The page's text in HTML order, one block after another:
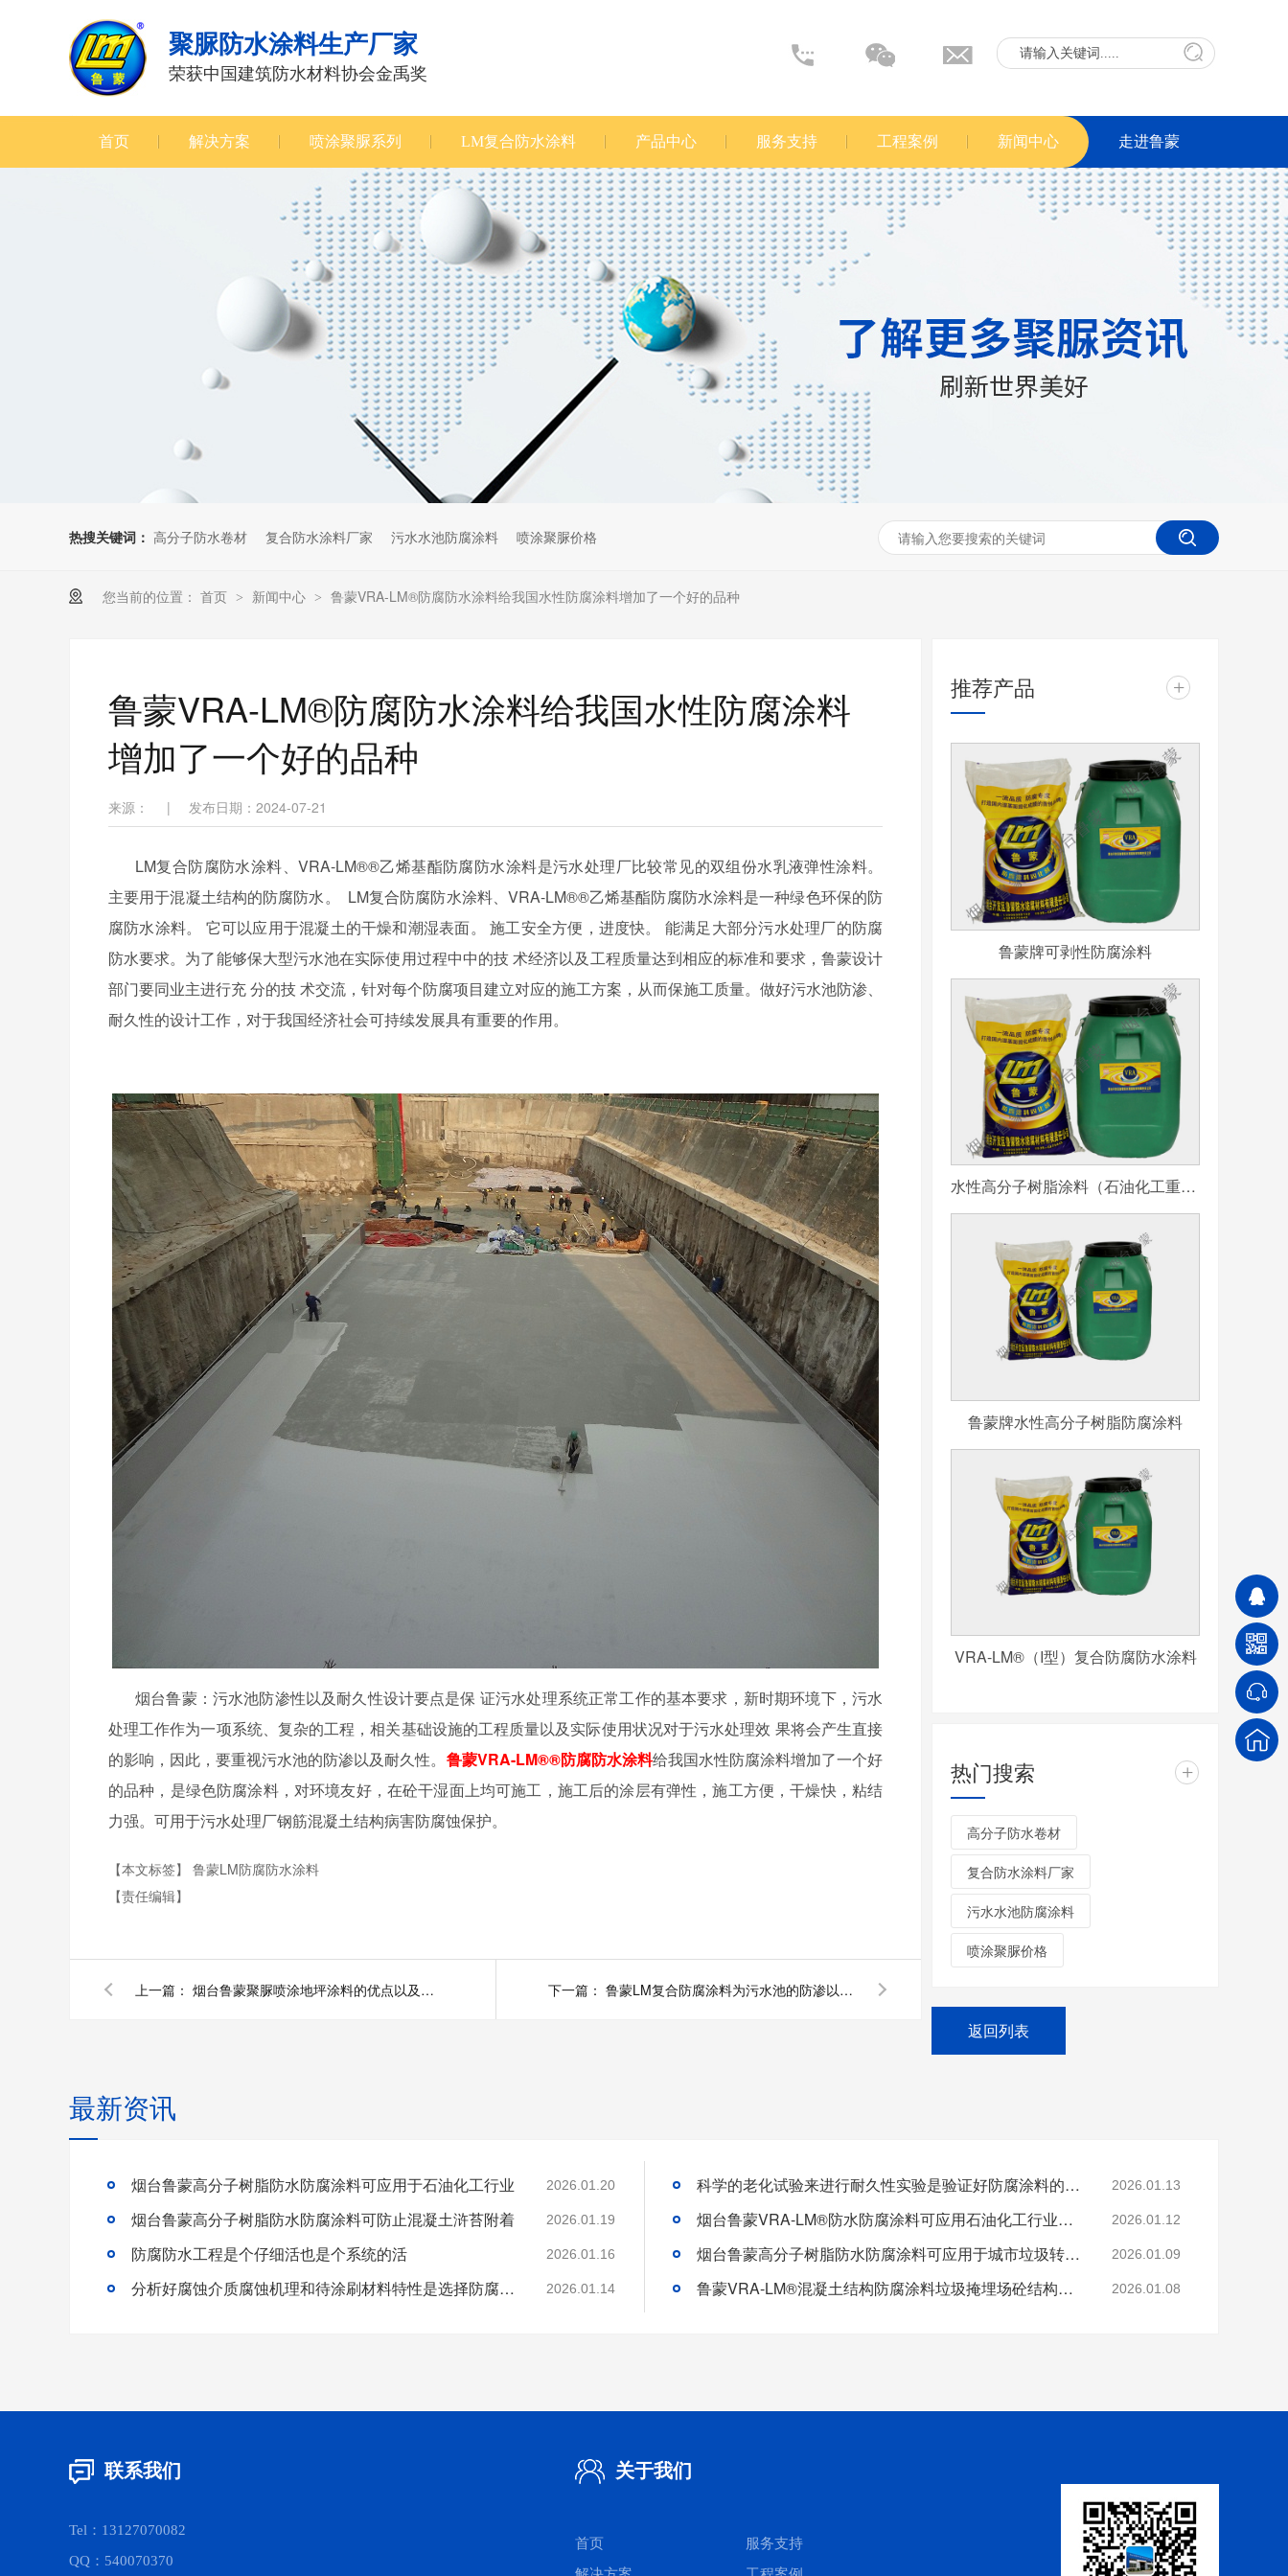
聚脲防水涂料生产厂家
荣获中国建筑防水材料协会金禹奖
首页 解决方案 喷涂聚脲系列 LM复合防水涂料 产品中心 服务支持 工程案例 新闻中心 走进鲁蒙
热搜关键词： 高分子防水卷材 复合防水涂料厂家 污水水池防腐涂料 喷涂聚脲价格
您当前的位置： 首页 > 新闻中心 > 鲁蒙VRA-LM®防腐防水涂料给我国水性防腐涂料增加了一个好的品种
鲁蒙VRA-LM®防腐防水涂料给我国水性防腐涂料
增加了一个好的品种
来源： | 发布日期：2024-07-21
LM复合防腐防水涂料、VRA-LM®®乙烯基酯防腐防水涂料是污水处理厂比较常见的双组份水乳液弹性涂料。
主要用于混凝土结构的防腐防水。 LM复合防腐防水涂料、 VRA-LM®®乙烯基酯防腐防水涂料是一种绿色环保的防
腐防水涂料。 它可以应用于混凝土的干燥和潮湿表面。 施工安全方便，进度快。 能满足大部分污水处理厂的防腐
防水要求。为了能够保大型污水池在实际使用过程中中的技 术经济以及工程质量达到相应的标准和要求，鲁蒙设计
部门要同业主进行充 分的技 术交流，针对每个防腐项目建立对应的施工方案，从而保施工质量。做好污水池防渗、
耐久性的设计工作，对于我国经济社会可持续发展具有重要的作用。
烟台鲁蒙：污水池防渗性以及耐久性设计要点是保 证污水处理系统正常工作的基本要求，新时期环境下，污水
处理工作作为一项系统、复杂的工程，相关基础设施的工程质量以及实际使用状况对于污水处理效 果将会产生直接
的影响，因此，要重视污水池的防渗以及耐久性。 鲁蒙VRA-LM®®防腐防水涂料给我国水性防腐涂料增加了一个好
的品种，是绿色防腐涂料，对环境友好，在砼干湿面上均可施工，施工后的涂层有弹性，施工方便，干燥快，粘结
力强。可用于污水处理厂钢筋混凝土结构病害防腐蚀保护。
【本文标签】 鲁蒙LM防腐防水涂料
【责任编辑】
上一篇： 烟台鲁蒙聚脲喷涂地坪涂料的优点以及特点 下一篇： 鲁蒙LM复合防腐涂料为污水池的防渗以及耐久性保驾护航
推荐产品 +
鲁蒙牌可剥性防腐涂料
水性高分子树脂涂料（石油化工重防腐用）
鲁蒙牌水性高分子树脂防腐涂料
VRA-LM®（I型）复合防腐防水涂料
热门搜索 +
高分子防水卷材
复合防水涂料厂家
污水水池防腐涂料
喷涂聚脲价格
返回列表
最新资讯
烟台鲁蒙高分子树脂防水防腐涂料可应用于石油化工行业 2026.01.20
烟台鲁蒙高分子树脂防水防腐涂料可防止混凝土浒苔附着 2026.01.19
防腐防水工程是个仔细活也是个系统的活 2026.01.16
分析好腐蚀介质腐蚀机理和待涂刷材料特性是选择防腐涂料的基础 2026.01.14
科学的老化试验来进行耐久性实验是验证好防腐涂料的途径 2026.01.13
烟台鲁蒙VRA-LM®防水防腐涂料可应用石油化工行业防腐防水 2026.01.12
烟台鲁蒙高分子树脂防水防腐涂料可应用于城市垃圾转运车 2026.01.09
鲁蒙VRA-LM®混凝土结构防腐涂料垃圾掩埋场砼结构防腐 2026.01.08
联系我们
Tel：13127070082
QQ：540070370
关于我们
首页
服务支持